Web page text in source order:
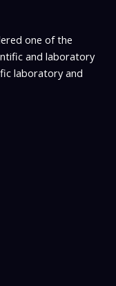
one of the
and laboratory
laboratory and